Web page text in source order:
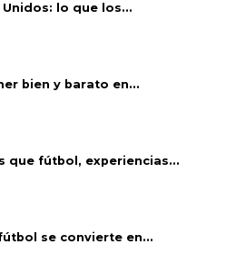
lo que los...
bien y barato en...
que fútbol, experiencias...
se convierte en...